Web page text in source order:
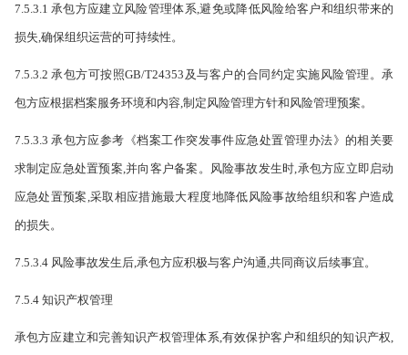
7.5.3.1 承包方应建立风险管理体系,避免或降低风险给客户和组织带来的
损失,确保组织运营的可持续性。
7.5.3.2 承包方可按照GB/T24353及与客户的合同约定实施风险管理。承
包方应根据档案服务环境和内容,制定风险管理方针和风险管理预案。
7.5.3.3 承包方应参考《档案工作突发事件应急处置管理办法》的相关要
求制定应急处置预案,并向客户备案。风险事故发生时,承包方应立即启动
应急处置预案,采取相应措施最大程度地降低风险事故给组织和客户造成
的损失。
7.5.3.4 风险事故发生后,承包方应积极与客户沟通,共同商议后续事宜。
7.5.4 知识产权管理
承包方应建立和完善知识产权管理体系,有效保护客户和组织的知识产权,